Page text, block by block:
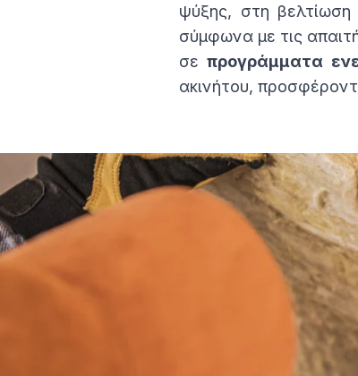
ψύξης, στη βελτίωση
σύμφωνα με τις
σεπρογράμματα
ακινήτου,